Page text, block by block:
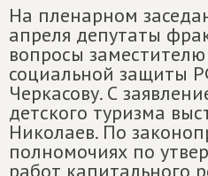
На пленарном
апреля депутаты
вопросы
социальной защиты
Черкасову. С
детского туризма
Николаев. По
полномочиях по
работ капитального